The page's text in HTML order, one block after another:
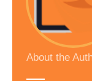
About the